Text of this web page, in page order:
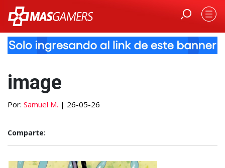
image
Por: Samuel M. | 26-05-26
Comparte: